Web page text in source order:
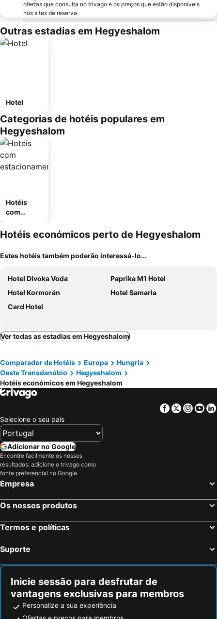
ofertas que consulta no trivago e os preços que estão disponíveis
nos sites de reserva.
Outras estadias em Hegyeshalom
Hotel
Categorias de hotéis populares em
Hegyeshalom
Hotéis
com
mento
Hotéis económicos perto de Hegyeshalom
Estes hotéis também poderão interessá-lo...
Hotel Divoka Voda
Paprika M1 Hotel
Hotel Kormorán
Hotel Samaria
Card Hotel
Ver todas as estadias em Hegyeshalom
Comparador de Hotéis Europa
Hungria
Oeste Transdanúbio
Hegyeshalom
Hotéis económicos em Hegyeshalom
Facebook
Twitter
Selecione o seu país
Adicionar no Google
Encontre facilmente os nossos
resultados: adicione o trivago como
fonte preferencial no Google.
Empresa
Os nossos produtos
Termos e políticas
Suporte
Inicie sessão para desfrutar de
vantagens exclusivas para membros
Personalize a sua experiência